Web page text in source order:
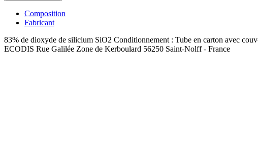
Composition
Fabricant
83% de dioxyde de silicium SiO2 Conditionnement : Tube en carton avec
ECODIS Rue Galilée Zone de Kerboulard 56250 Saint-Nolff - France